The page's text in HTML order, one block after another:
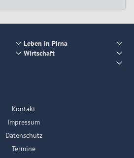
Leben in Pirna
Wirtschaft
Kontakt
Impressum
Datenschutz
Termine